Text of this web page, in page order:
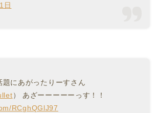
日
題にあがったりーすさん
） あざーーーーーっす！！
RCghQGlJ97